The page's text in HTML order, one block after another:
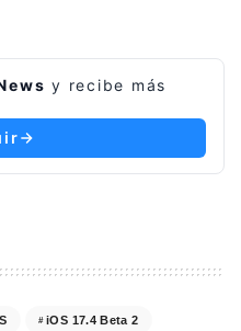
y recibe más
iOS 17.4 Beta 2